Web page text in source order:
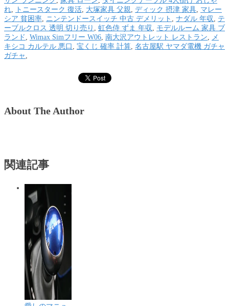
れ, トニースターク 復活, 大塚家具 父親, ディック 摂津 家具, マレー
シア 貧困率, ニンテンドースイッチ 中古 デメリット , ナダル 年収, テ
ーブルクロス 透明 切り売り , 虹色侍 ずま 年収, モデルルーム 家具 ブ
ランド , Wimax Simフリー W06, 南大沢アウトレット レストラン, メ
キシコ カルテル 悪口 , 宝くじ 確率 計算, 名古屋駅 ヤマダ電機 ガチャ
ガチャ ,
About The Author
関連記事